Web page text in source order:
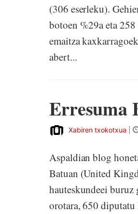
(306 eserleku).
botoen %29a eta
emaitza
abert...
Erresuma
Xabiren txokotxua
Aspaldian blog
Batuan (United
hauteskundeei
orotara, 650